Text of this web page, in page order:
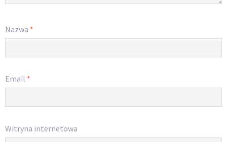
Nazwa *
Email *
Witryna internetowa